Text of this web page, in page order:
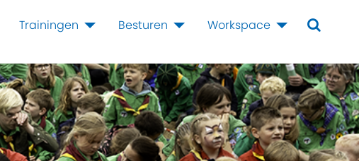
Trainingen Besturen Workspace